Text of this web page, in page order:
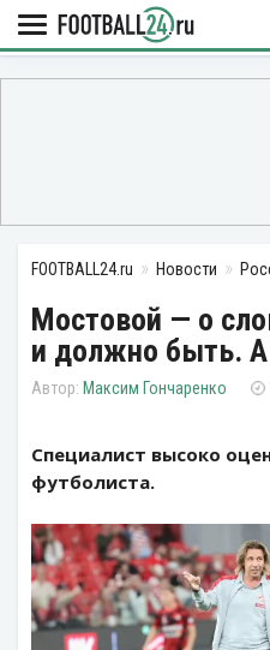
FOOTBALL24.ru Новости
Мостовой — о
и должно быть. А
Максим Гончаренко
Специалист высоко
футболиста.